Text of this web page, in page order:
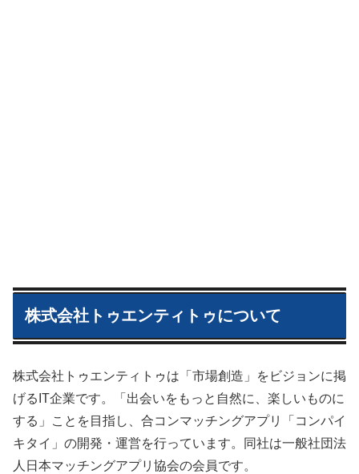
株式会社トゥエンティトゥについて
株式会社トゥエンティトゥは「市場創造」をビジョンに掲
げるIT企業です。「出会いをもっと自然に、楽しいものに
する」ことを目指し、合コンマッチングアプリ「コンパイ
キタイ」の開発・運営を行っています。同社は一般社団法
人日本マッチングアプリ協会の会員です。